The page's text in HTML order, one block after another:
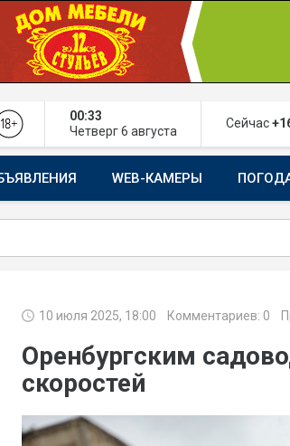
00:33
Четверг 6 августа
Сейчас
WEB-КАМЕРЫ
И РЕМОНТ
10 июля 2025, 18:00 Комментариев: 0
Оренбургским
скоростей